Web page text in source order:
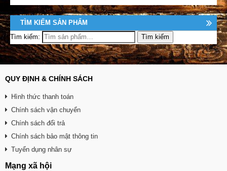
TÌM KIẾM SẢN PHẨM
Tìm kiếm:
QUY ĐỊNH & CHÍNH SÁCH
Hình thức thanh toán
Chính sách vận chuyển
Chính sách đổi trả
Chính sách bảo mật thông tin
Tuyển dụng nhân sự
Mạng xã hội